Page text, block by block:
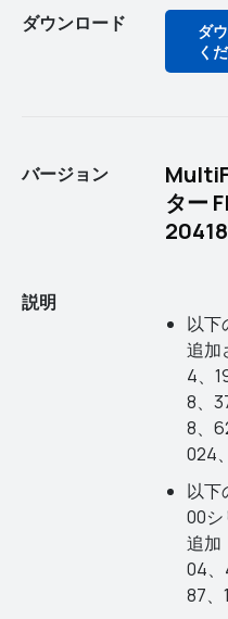
ダウンロード
ダ
く
バージョン
ター
20418
説明
以下
追加
4、
8、
8、
024
以下
00
追加
04
87、